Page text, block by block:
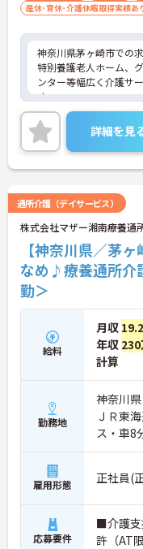
産休･育休･介護休暇取得実績あ
神奈川県茅ヶ崎市での求
特別養護老人ホーム、
ンター等幅広く介護サ
す。
ご興味のある方には、
に詳細をお話しいたし
さい。
詳細を見
通所介護（デイサービス）
株式会社マザー湘南療養通
【神奈川県／茅
なめ♪療養通所介
勤＞
給料
月収
年収
計算
勤務地
神奈川
ＪＲ東
ス・車8
雇用形態 正社員(
応募要件
■介護支
許（AT